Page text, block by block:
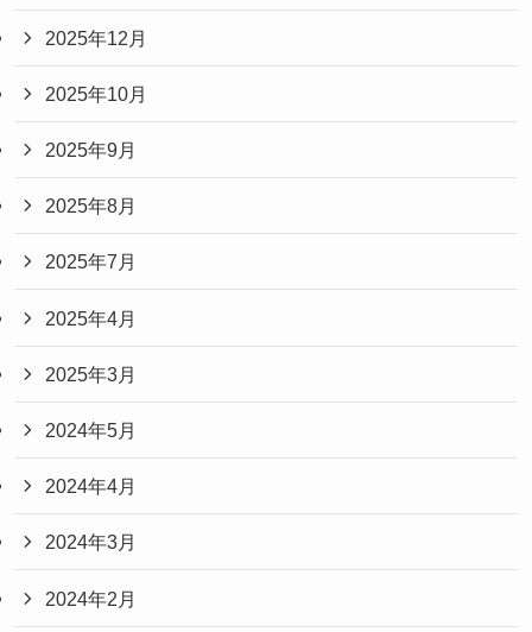
2025年12月
2025年10月
2025年9月
2025年8月
2025年7月
2025年4月
2025年3月
2024年5月
2024年4月
2024年3月
2024年2月